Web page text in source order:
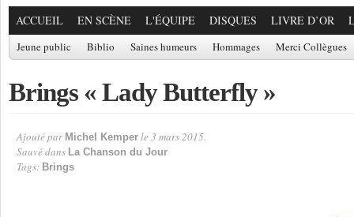
ACCUEIL EN SCÈNE L'ÉQUIPE DISQUES LIVRE D’OR
Jeune public Biblio Saines humeurs Hommages Merci Collègues
Brings « Lady Butterfly »
Ajouté par Michel Kemper le 3 mars 2015.
Sauvé dans La Chanson du Jour
Tags: Brings